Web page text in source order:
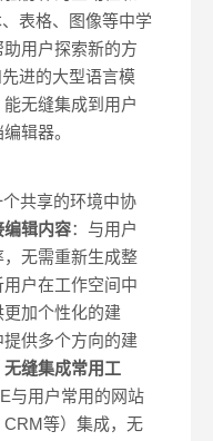
表格、图像等中学
用户探索新的方
进的大型语言模
无缝集成到用户
辑器。
共享的环境中协
编辑内容：与用户
无需重新生成整
用户在工作空间中
加个性化的建
供多个方向的建
无缝集成常用工
与用户常用的网站
等）集成，无